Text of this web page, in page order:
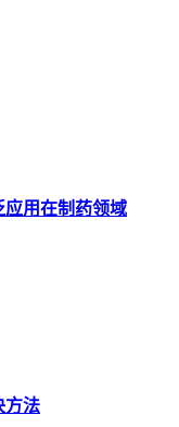
用在制药领域
方法